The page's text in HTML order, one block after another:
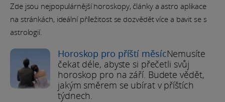
Zde jsou nejpopulárnější horoskopy, články a astro aplikace
na stránkách, ideální příležitost se dozvědět více a bavit se s
astrologií.
Horoskop pro příští měsícNemusíte
čekat déle, abyste si přečetli svůj
horoskop pro na září. Budete vědět,
jakým směrem se ubírat v příštích
týdnech.